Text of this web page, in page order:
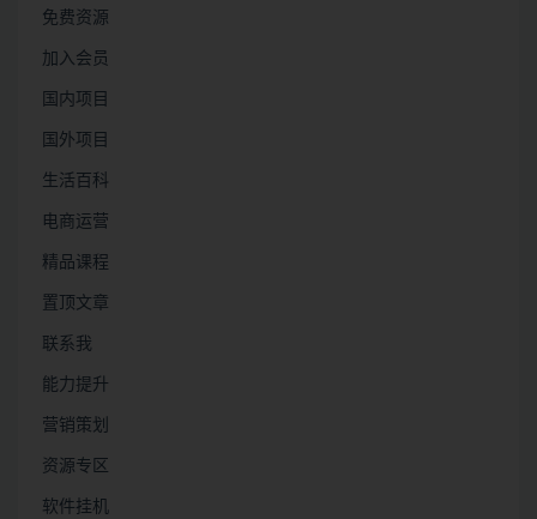
免费资源
加入会员
国内项目
国外项目
生活百科
电商运营
精品课程
置顶文章
联系我
能力提升
营销策划
资源专区
软件挂机